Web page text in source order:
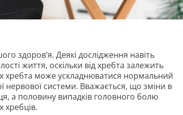
здоров’я. Деякі дослідження навіть
життя, оскільки від хребта залежить
хребта може ускладнюватися нормальний
нервової системи. Вважається, що зміни в
а половину випадків головного болю
хребців.